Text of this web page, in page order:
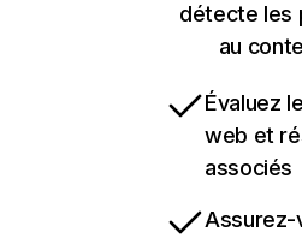
détecte les
au
Évaluez
web et
associés
Assurez-